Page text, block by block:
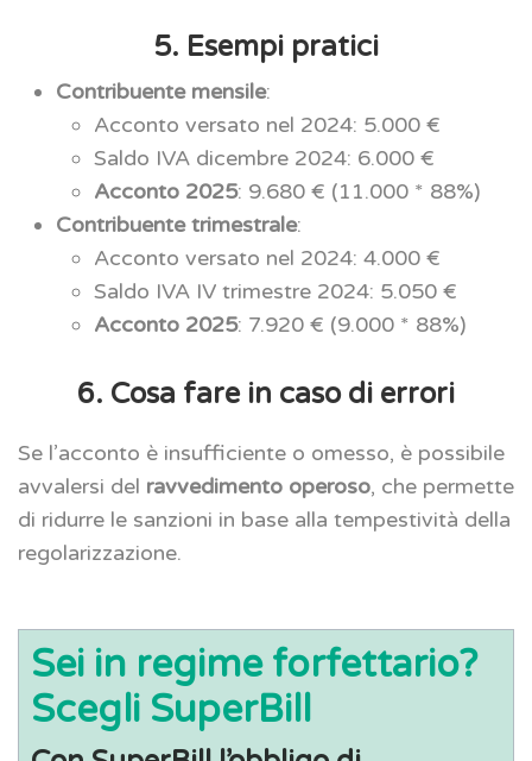
5. Esempi pratici
Contribuente mensile:
Acconto versato nel 2024: 5.000 €
Saldo IVA dicembre 2024: 6.000 €
Acconto 2025: 9.680 € (11.000 * 88%)
Contribuente trimestrale:
Acconto versato nel 2024: 4.000 €
Saldo IVA IV trimestre 2024: 5.050 €
Acconto 2025: 7.920 € (9.000 * 88%)
6. Cosa fare in caso di errori
Se l’acconto è insufficiente o omesso, è possibile
avvalersi del ravvedimento operoso, che permette
di ridurre le sanzioni in base alla tempestività della
regolarizzazione.
Sei in regime forfettario?
Scegli SuperBill